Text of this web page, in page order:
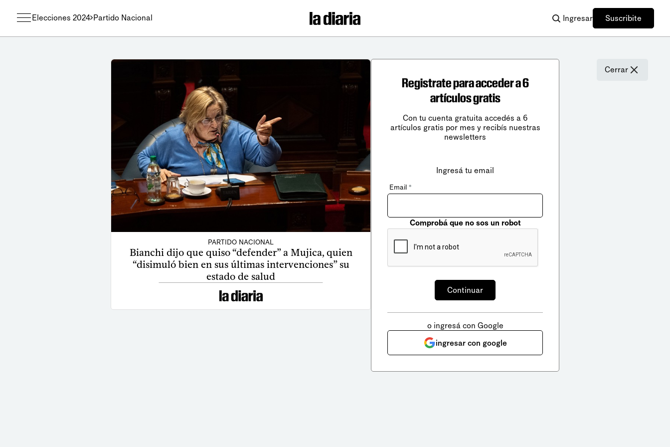
Elecciones 2024 Partido Nacional Ingresar Suscribite
PARTIDO NACIONAL
Bianchi dijo que quiso “defender” a Mujica, quien
“disimuló bien en sus últimas intervenciones” su
estado de salud
Cerrar
Registrate para acceder a 6
artículos gratis
Con tu cuenta gratuita accedés a 6
artículos gratis por mes y recibís nuestras
newsletters
Ingresá tu email
Email *
Comprobá que no sos un robot
o ingresá con Google
ingresar con google